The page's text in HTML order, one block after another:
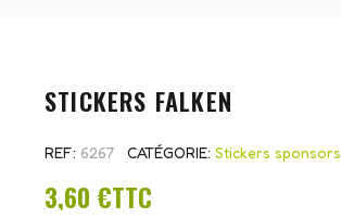
STICKERS FALKEN
REF 6267 CATÉGORIE Stickers sponsors
3,60 €TTC